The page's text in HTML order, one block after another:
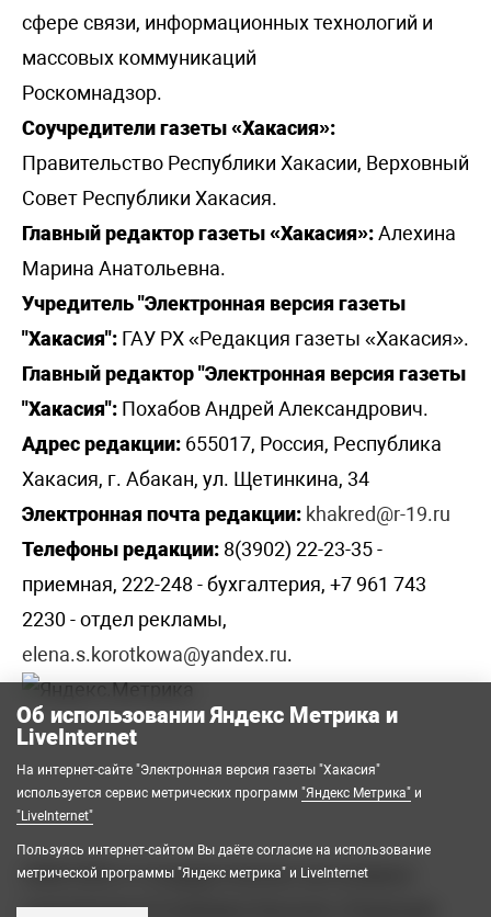
сфере связи, информационных технологий и
массовых коммуникаций
Роскомнадзор.
Соучредители газеты «Хакасия»:
Правительство Республики Хакасии, Верховный
Совет Республики Хакасия.
Главный редактор газеты «Хакасия»:Алехина
Марина Анатольевна.
Учредитель "Электронная версия газеты
"Хакасия": ГАУ РХ «Редакция газеты «Хакасия».
Главный редактор "Электронная версия газеты
"Хакасия": Похабов Андрей Александрович.
Адрес редакции: 655017, Россия, Республика
Хакасия, г. Абакан, ул. Щетинкина, 34
Электронная почта редакции: khakred@r-19.ru
Телефоны редакции: 8(3902) 22-23-35 -
приемная, 222-248 - бухгалтерия, +7 961 743
2230 - отдел рекламы,
elena.s.korotkowa@yandex.ru.
2008-2026 © Государственное автономное
учреждение Республики Хакасия «Редакция
Об использовании Яндекс Метрика и
LiveInternet
На интернет-сайте "Электронная версия газеты "Хакасия"
используется сервис метрических программ "Яндекс Метрика" и
"LiveInternet"
Пользуясь интернет-сайтом Вы даёте согласие на использование
метрической программы "Яндекс метрика" и LiveInternet